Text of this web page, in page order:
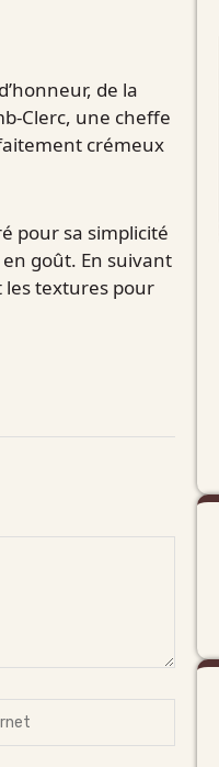
de la
Clerc, une cheffe
crémeux
pour sa simplicité
goût. En suivant
les textures pour